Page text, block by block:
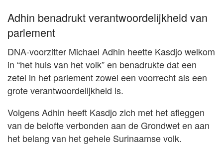
Adhin benadrukt verantwoordelijkheid van
parlement
DNA-voorzitter Michael Adhin heette Kasdjo welkom
in “het huis van het volk” en benadrukte dat een
zetel in het parlement zowel een voorrecht als een
grote verantwoordelijkheid is.
Volgens Adhin heeft Kasdjo zich met het afleggen
van de belofte verbonden aan de Grondwet en aan
het belang van het gehele Surinaamse volk.